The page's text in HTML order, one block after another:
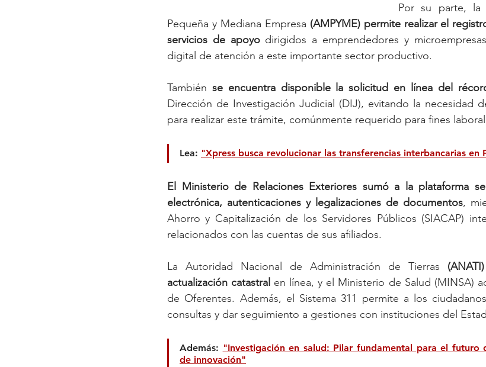
Por su parte,
Pequeña y Mediana Empresa (AMPYME) permite realizar el
servicios de apoyo dirigidos a emprendedores y
digital de atención a este importante sector productivo.
También se encuentra disponible la solicitud en línea del
Dirección de Investigación Judicial (DIJ), evitando la necesidad
para realizar este trámite, comúnmente requerido para fines
Lea: "Xpress busca revolucionar las transferencias interbancarias en
El Ministerio de Relaciones Exteriores sumó a la plataforma
electrónica, autenticaciones y legalizaciones de documentos,
Ahorro y Capitalización de los Servidores Públicos (SIACAP)
relacionados con las cuentas de sus afiliados.
La Autoridad Nacional de Administración de Tierras
actualización catastral en línea, y el Ministerio de Salud (MINSA)
de Oferentes. Además, el Sistema 311 permite a los
consultas y dar seguimiento a gestiones con instituciones del
Además: "Investigación en salud: Pilar fundamental para el futuro
de innovación"